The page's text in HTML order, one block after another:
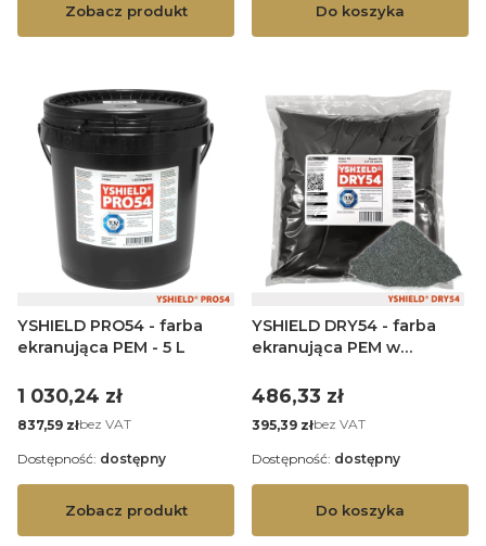
Zobacz produkt Do koszyka
YSHIELD PRO54 - farba
ekranująca PEM - 5 L
Cena
1 030,24 zł
Cena
837,59 złbez VAT
Zobacz produkt
Dostępność: dostępny
YSHIELD DRY54 - farba
ekranująca PEM w
Cena
486,33 zł
Cena
395,39 złbez VAT
Do koszyka
Dostępność: dostępny